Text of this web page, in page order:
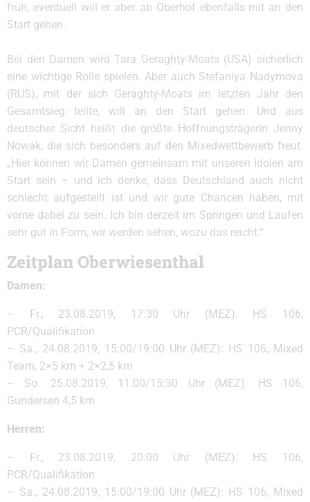
früh, eventuell will er aber ab Oberhof ebenfalls mit an den
Start gehen.
Bei den Damen wird Tara Geraghty-Moats (USA) sicherlich
eine wichtige Rolle spielen. Aber auch Stefaniya Nadymova
(RUS), mit der sich Geraghty-Moats im letzten Jahr den
Gesamtsieg teilte, will an den Start gehen. Und aus
deutscher Sicht heißt die größte Hoffnungsträgerin Jenny
Nowak, die sich besonders auf den Mixedwettbewerb freut:
„Hier können wir Damen gemeinsam mit unseren Idolen am
Start sein – und ich denke, dass Deutschland auch nicht
schlecht aufgestellt ist und wir gute Chancen haben, mit
vorne dabei zu sein. Ich bin derzeit im Springen und Laufen
sehr gut in Form, wir werden sehen, wozu das reicht.“
Zeitplan Oberwiesenthal
Damen:
– Fr., 23.08.2019, 17:30 Uhr (MEZ): HS 106,
PCR/Qualifikation
– Sa., 24.08.2019, 15:00/19:00 Uhr (MEZ): HS 106, Mixed
Team, 2×5 km + 2×2,5 km
– So. 25.08.2019, 11:00/15:30 Uhr (MEZ): HS 106,
Gundersen 4,5 km
Herren:
– Fr., 23.08.2019, 20:00 Uhr (MEZ): HS 106,
PCR/Qualifikation
– Sa., 24.08.2019, 15:00/19:00 Uhr (MEZ): HS 106, Mixed